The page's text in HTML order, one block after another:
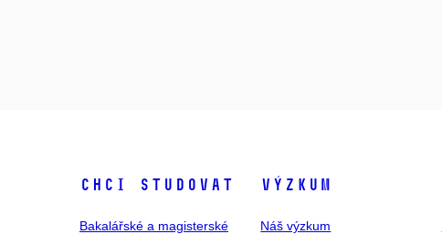
Chci studovat
Bakalářské a magisterské
Výzkum
Náš výzkum